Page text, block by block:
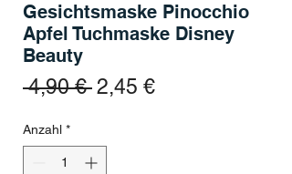
Gesichtsmaske Pinocchio
Apfel Tuchmaske Disney
Beauty
4,90 € Standardpreis
2,45 €Sale-Preis
Anzahl *